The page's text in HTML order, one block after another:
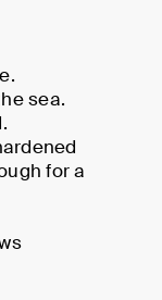
sea.
for a